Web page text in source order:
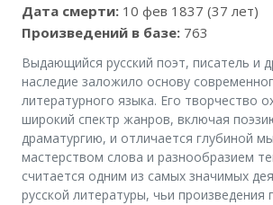
Дата смерти: 10 фев 1837 (37 лет)
Произведений в базе: 763
Выдающийся русский поэт, писатель и
наследие заложило основу
литературного языка. Его творчество
широкий спектр жанров, включая
драматургию, и отличается глубиной
мастерством слова и разнообразием
считается одним из самых значимых
русской литературы, чьи